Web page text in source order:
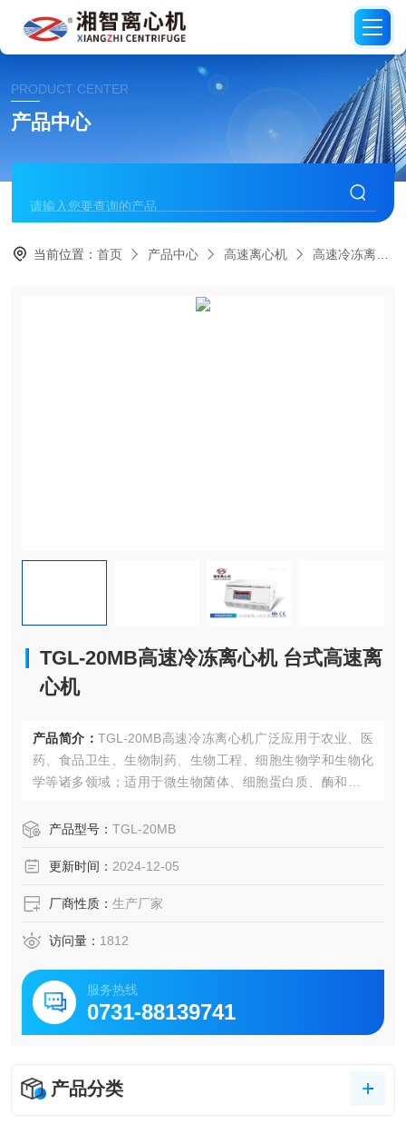
PRODUCT CENTER
产品中心
当前位置：首页 产品中心 高速离心机 高速冷冻离心机
TGL-20MB高速冷冻离心机 台式高速离
心机
产品简介： TGL-20MB高速冷冻离心机广泛应用于农业、医
药、食品卫生、生物制药、生物工程、细胞生物学和生物化
学等诸多领域；适用于微生物菌体、细胞蛋白质、酶和免疫
产品型号： TGL-20MB
更新时间： 2024-12-05
厂商性质： 生产厂家
访问量： 1812
服务热线
0731-88139741
产品分类